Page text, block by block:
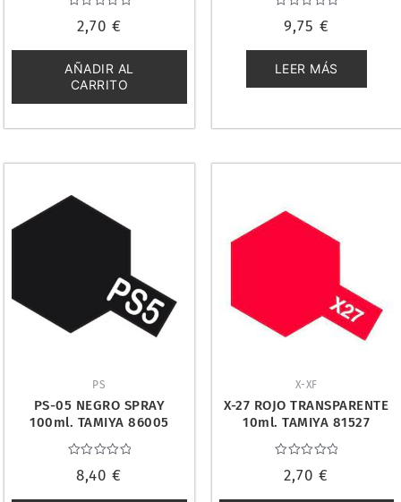
con
de
5
2,70 €
AÑADIR AL
CARRITO
con
de
5
9,75 €
LEER MÁS
PS
PS-05 NEGRO SPRAY
100ml. TAMIYA 86005
con
8,40€
X-XF
X-27 ROJO TRANSPARENTE
10ml. TAMIYA 81527
con
2,70€